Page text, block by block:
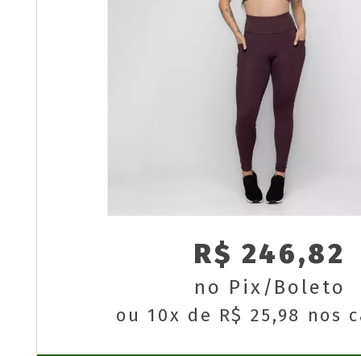
R$ 246,82
no Pix/Boleto
ou 10x de R$ 25,98 nos